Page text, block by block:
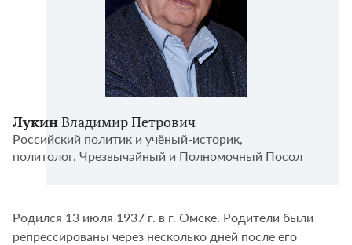
ЛукинВладимир Петрович
Российский политик и учёный-историк,
политолог. Чрезвычайный и Полномочный Посол
Родился 13 июля 1937 г. в г. Омске. Родители были
репрессированы через несколько дней после его